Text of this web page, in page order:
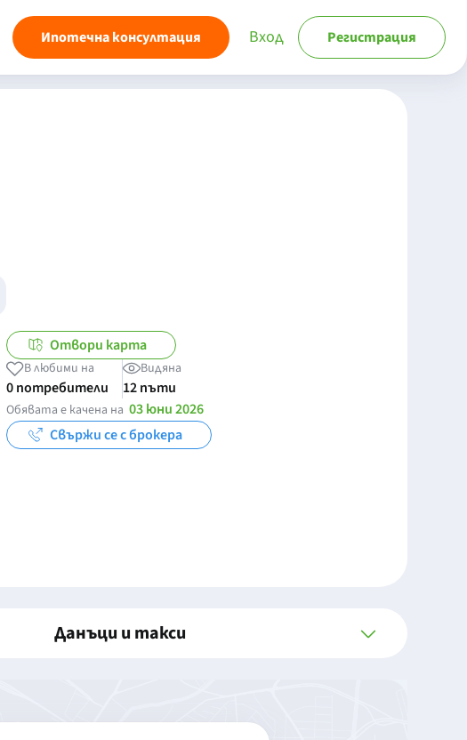
Ипотечна консултация Вход Регистрация
Отвори карта
В любими на
0 потребители
Видяна
12 пъти
Обявата е качена на 03 юни 2026
Свържи се с брокера
Данъци и такси